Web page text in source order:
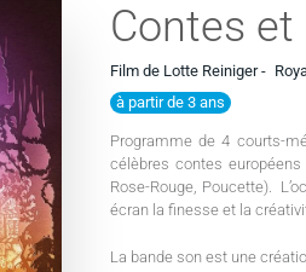
Contes
Film de Lotte Reiniger -
à partir de 3 ans
Programme de 4 courts-
célèbres contes
Rose-Rouge, Poucette).
écran la finesse et la
La bande son est une